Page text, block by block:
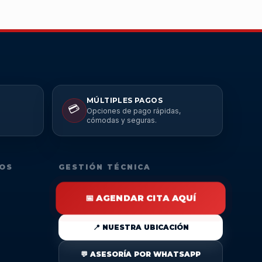
💳
MÚLTIPLES PAGOS
Opciones de pago rápidas,
cómodas y seguras.
GESTIÓN TÉCNICA
📅 AGENDAR CITA AQUÍ
📍 NUESTRA UBICACIÓN
💬 ASESORÍA POR WHATSAPP